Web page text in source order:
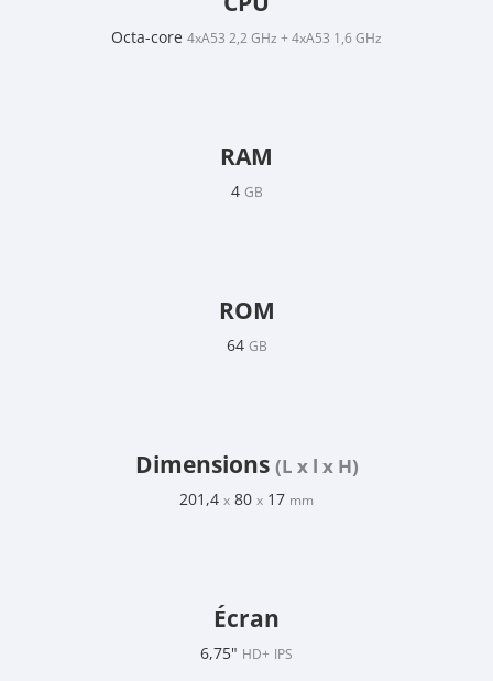
Octa-core 4xA53 2,2 GHz + 4xA53 1,6 GHz
RAM
4 GB
ROM
64 GB
Dimensions (L x l x H)
201,4 x 80 x 17 mm
Écran
6,75" HD+ IPS